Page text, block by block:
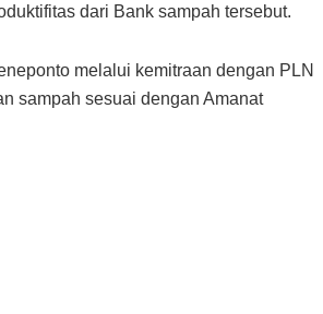
dari Bank sampah tersebut.
melalui kemitraan dengan PLN
sampah sesuai dengan Amanat